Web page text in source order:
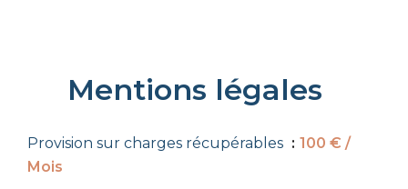
Mentions légales
Provision sur charges récupérables
100 € /
Mois